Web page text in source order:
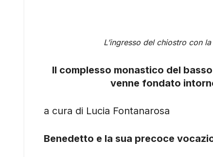
L’ingresso del chiostro con
Il complesso monastico del
venne fondato
a cura di Lucia Fontanarosa
Benedetto e la sua precoce